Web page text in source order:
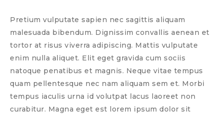
Pretium vulputate sapien nec sagittis aliquam
malesuada bibendum. Dignissim convallis aenean et
tortor at risus viverra adipiscing. Mattis vulputate
enim nulla aliquet. Elit eget gravida cum sociis
natoque penatibus et magnis. Neque vitae tempus
quam pellentesque nec nam aliquam sem et. Morbi
tempus iaculis urna id volutpat lacus laoreet non
curabitur. Magna eget est lorem ipsum dolor sit